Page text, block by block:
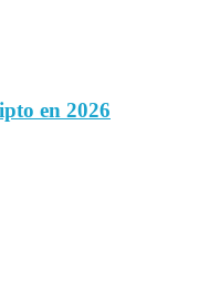
en 2026